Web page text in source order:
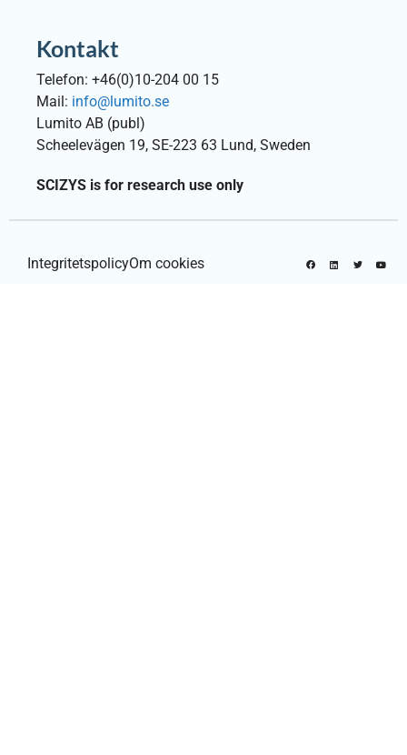
Kontakt
Telefon: +46(0)10-204 00 15
Mail: info@lumito.se
Lumito AB (publ)
Scheelevägen 19, SE-223 63 Lund, Sweden
SCIZYS is for research use only
IntegritetspolicyOm cookies